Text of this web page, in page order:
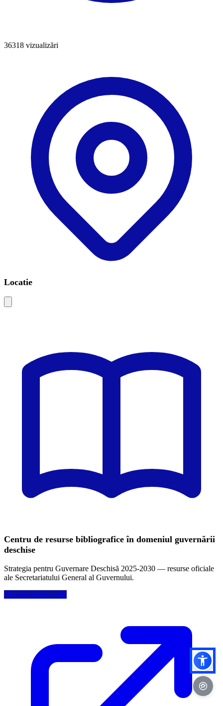
36318 vizualizări
Locatie
Centru de resurse bibliografice în domeniul guvernării
deschise
Strategia pentru Guvernare Deschisă 2025-2030 — resurse oficiale
ale Secretariatului General al Guvernului.
Accesează resursele